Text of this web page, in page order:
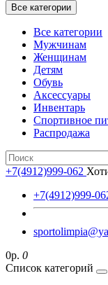
Все категории
Все категории
Мужчинам
Женщинам
Детям
Обувь
Аксессуары
Инвентарь
Спортивное
Распродажа
+7(4912)999-062
+7(4912)999-
0р. 0
Список категорий